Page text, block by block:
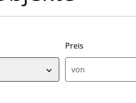
Preis
Mindestpreis in Euro